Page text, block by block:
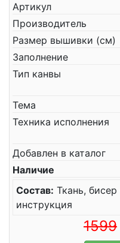
Артикул
Производитель
Размер вышивки (см)
Заполнение
Тип канвы
Тема
Техника исполнения
Добавлен в каталог
Наличие
Состав: Ткань,
инструкция
1599